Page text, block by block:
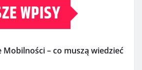
WPISY
Mobilności – co muszą wiedzieć